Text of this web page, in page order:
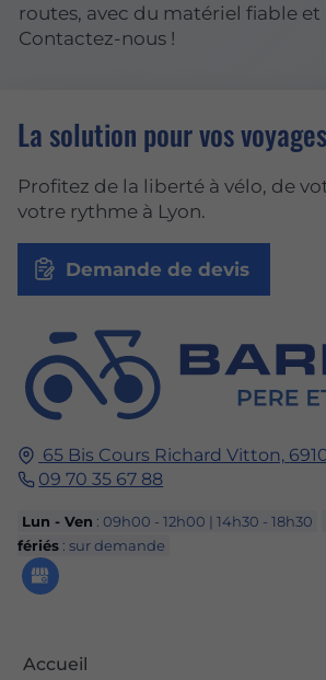
routes, avec du matériel fiable
Contactez-nous !
65 Bis Cours Richard Vitton,
09 70 35 67 88
Lun - Ven : 09h00 - 12h00 | 14h30 - 18h30
fériés : sur demande
Accueil
La solution pour vos
Profitez de la liberté à vélo, de
votre rythme à Lyon.
Demande de devis